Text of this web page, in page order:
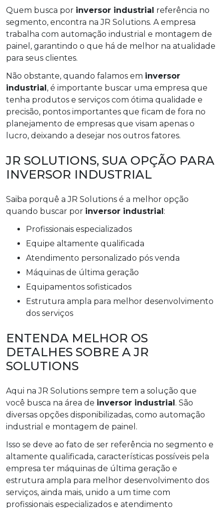
Quem busca por inversor industrial referência no
segmento, encontra na JR Solutions. A empresa
trabalha com automação industrial e montagem de
painel, garantindo o que há de melhor na atualidade
para seus clientes.
Não obstante, quando falamos em inversor
industrial , é importante buscar uma empresa que
tenha produtos e serviços com ótima qualidade e
precisão, pontos importantes que ficam de fora no
planejamento de empresas que visam apenas o
lucro, deixando a desejar nos outros fatores.
JR SOLUTIONS, SUA OPÇÃO PARA
INVERSOR INDUSTRIAL
Saiba porquê a JR Solutions é a melhor opção
quando buscar por inversor industrial :
profissionais especializados
equipe altamente qualificada
atendimento personalizado pós venda
máquinas de última geração
equipamentos sofisticados
estrutura ampla para melhor desenvolvimento
dos serviços
ENTENDA MELHOR OS
DETALHES SOBRE A JR
SOLUTIONS
Aqui na JR Solutions sempre tem a solução que
você busca na área de inversor industrial . São
diversas opções disponibilizadas, como automação
industrial e montagem de painel.
Isso se deve ao fato de ser referência no segmento e
altamente qualificada, características possíveis pela
empresa ter máquinas de última geração e
estrutura ampla para melhor desenvolvimento dos
serviços, ainda mais, unido a um time com
profissionais especializados e atendimento